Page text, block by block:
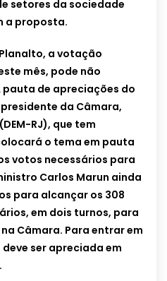
setores da sociedade
a proposta.
a votação
mês, pode não
de apreciações do
da Câmara,
RJ), que tem
o tema em pauta
votos necessários para
Carlos Marun ainda
para alcançar os 308
em dois turnos, para
Câmara. Para entrar em
ser apreciada em